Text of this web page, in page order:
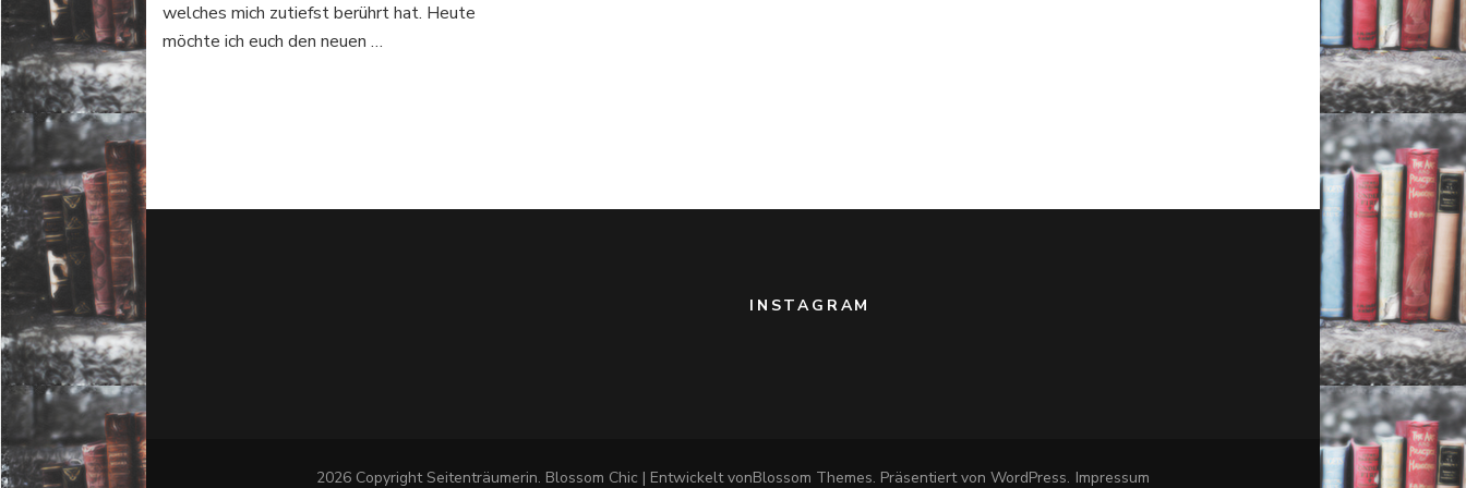
welches mich zutiefst berührt hat. Heute
möchte ich euch den neuen …
INSTAGRAM
2026 CopyrightSeitenträumerin. Blossom Chic | Entwickelt vonBlossom Themes. Präsentiert von WordPress. Impressum